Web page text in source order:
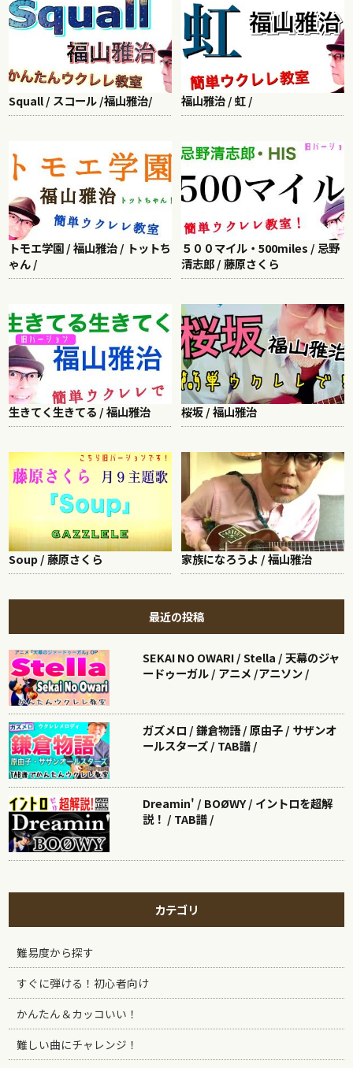
Squall / スコール /福山雅治/ 福山雅治 / 虹 /
トモエ学園 / 福山雅治 / トットち
ゃん /
５００マイル・500miles / 忌野
清志郎 / 藤原さくら
生きてく生きてる / 福山雅治 桜坂 / 福山雅治
Soup / 藤原さくら 家族になろうよ / 福山雅治
最近の投稿
SEKAI NO OWARI / Stella / 天幕のジャ
ードゥーガル / アニメ /アニソン /
ガズメロ / 鎌倉物語 / 原由子 / サザンオ
ールスターズ / TAB譜 /
Dreamin' / BOØWY / イントロを超解
説！ / TAB譜 /
カテゴリ
難易度から探す
すぐに弾ける！初心者向け
かんたん＆カッコいい！
難しい曲にチャレンジ！